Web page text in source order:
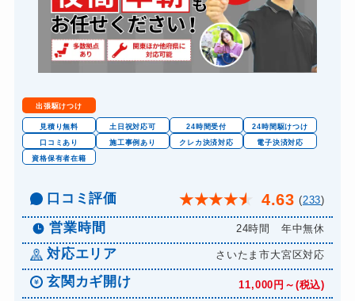
出張駆けつけ
見積り無料 土日祝対応可 24時間受付
24時間駆けつけ
口コミあり
施工事例あり クレカ決済対応
電子決済対応
資格保有者在籍
口コミ評価 ★★★★★ 4.63 (233)
営業時間 24時間 年中無休
対応エリア さいたま市大宮区対応
玄関カギ開け 11,000円～(税込)